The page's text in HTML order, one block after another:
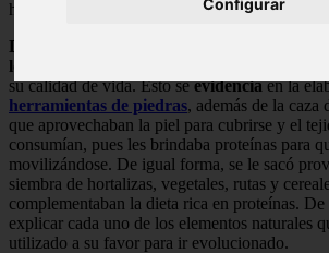
Configurar
humanos como civilización.
Desde tiempos inmemoriales, la raza
los materiales que tiene a su alrededor
su calidad de vida. Esto seevidenciaen la
herramientas de piedras, además de la caza
que aprovechaban la piel para cubrirse y el
consumían, pues les brindaba proteínas para
movilizándose. De igual forma, se le sacó
siembra de hortalizas, vegetales, rutas y
complementaban la dieta rica en proteínas. De
explicar cada uno de los elementos naturales
utilizado a su favor para ir evolucionado.